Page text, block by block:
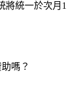
將統一於次月1
嗎？